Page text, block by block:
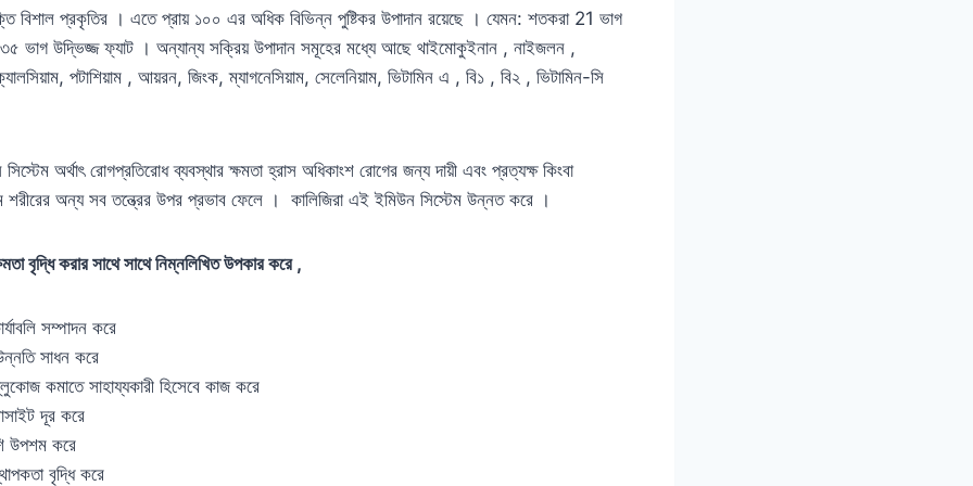
বিশাল প্রকৃতির । এতে প্রায় ১০০ এর অধিক বিভিন্ন পুষ্টিকর উপাদান রয়েছে । যেমন: শতকরা 21 ভাগ
ভাগ উদ্ভিজ্জ ফ্যাট । অন্যান্য সক্রিয় উপাদান সমূহের মধ্যে আছে থাইমোকুইনান , নাইজলন ,
পটাশিয়াম , আয়রন, জিংক, ম্যাগনেসিয়াম, সেলেনিয়াম, ভিটামিন এ , বি১ , বি২ , ভিটামিন-সি
অর্থাৎ রোগপ্রতিরোধ ব্যবস্থার ক্ষমতা হ্রাস অধিকাংশ রোগের জন্য দায়ী এবং প্রত্যক্ষ কিংবা
শরীরের অন্য সব তন্ত্রের উপর প্রভাব ফেলে । কালিজিরা এই ইমিউন সিস্টেম উন্নত করে ।
বৃদ্ধি করার সাথে সাথে নিম্নলিখিত উপকার করে ,
সম্পাদন করে
সাধন করে
কমাতে সাহায্যকারী হিসেবে কাজ করে
দূর করে
উপশম করে
বৃদ্ধি করে